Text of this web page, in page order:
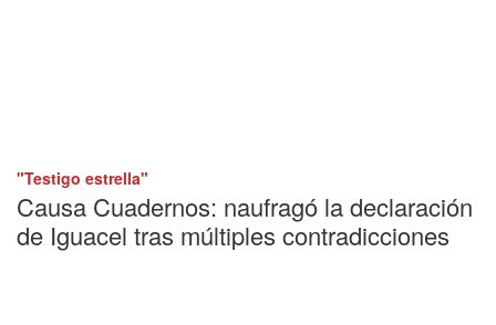
"Testigo estrella"
Causa Cuadernos: naufragó la declaración
de Iguacel tras múltiples contradicciones